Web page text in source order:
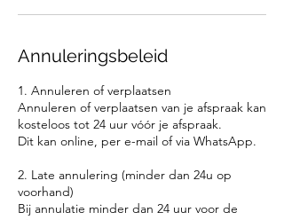
Annuleringsbeleid
1. Annuleren of verplaatsen
Annuleren of verplaatsen van je afspraak kan
kosteloos tot 24 uur vóór je afspraak.
Dit kan online, per e-mail of via WhatsApp.
2. Late annulering (minder dan 24u op
voorhand)
Bij annulatie minder dan 24 uur voor de